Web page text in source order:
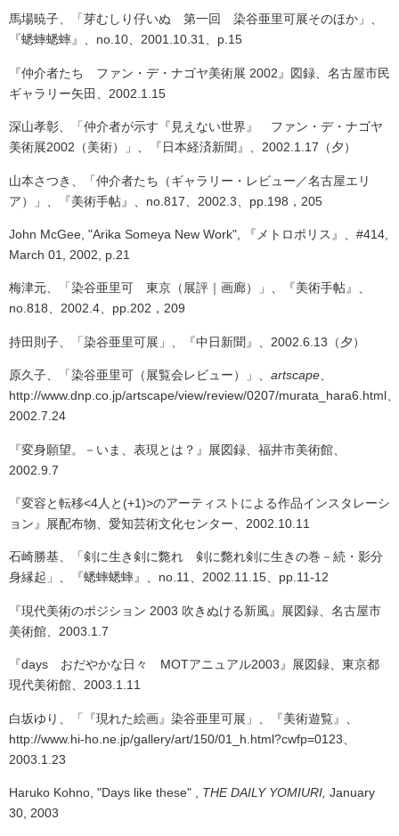
馬場暁子、「芽むしり仔いぬ 第一回 染谷亜里可展そのほか」、
『蟋蟀蟋蟀』、 no.10、2001.10.31、p.15
『仲介者たち ファン・デ・ナゴヤ美術展 2002』図録、名古屋市民
ギャラリー矢田、2002.1.15
深山孝彰、「仲介者が示す『見えない世界』 ファン・デ・ナゴヤ
美術展2002（美術）」、『日本経済新聞』、2002.1.17（夕）
山本さつき、「仲介者たち（ギャラリー・レビュー／名古屋エリ
ア）」、『美術手帖』、 no.817、2002.3、pp.198，205
John McGee, "Arika Someya New Work", 『メトロポリス』、 #414,
March 01, 2002, p.21
梅津元、「染谷亜里可 東京（展評｜画廊）」、『美術手帖』、
no.818、2002.4、pp.202，209
持田則子、「染谷亜里可展」、『中日新聞』、2002.6.13（夕）
原久子、「染谷亜里可（展覧会レビュー）」、 artscape、
http://www.dnp.co.jp/artscape/view/review/0207/murata_hara6.html、
2002.7.24
『変身願望。－いま、表現とは？』展図録、福井市美術館、
2002.9.7
『変容と転移<4人と(+1)>のアーティストによる作品インスタレーシ
ョン』展配布物、愛知芸術文化センター、2002.10.11
石崎勝基、「剣に生き剣に斃れ 剣に斃れ剣に生きの巻－続・影分
身縁起」、『蟋蟀蟋蟀』、 no.11、2002.11.15、pp.11-12
『現代美術のポジション 2003 吹きぬける新風』展図録、名古屋市
美術館、2003.1.7
『days おだやかな日々 MOTアニュアル2003』展図録、東京都
現代美術館、2003.1.11
白坂ゆり、「『現れた絵画』染谷亜里可展」、『美術遊覧』、
http://www.hi-ho.ne.jp/gallery/art/150/01_h.html?cwfp=0123、
2003.1.23
Haruko Kohno, "Days like these" , THE DAILY YOMIURI, January
30, 2003